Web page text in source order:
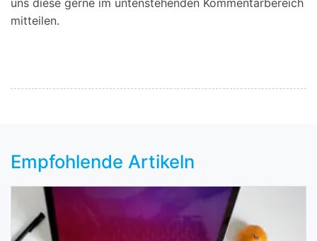
uns diese gerne im untenstehenden Kommentarbereich
mitteilen.
Empfohlende Artikeln